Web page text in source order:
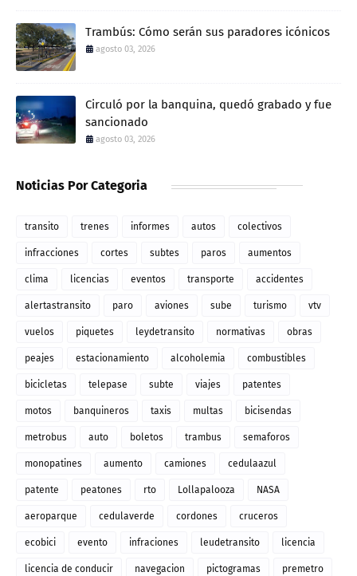
Trambús: Cómo serán sus paradores icónicos
agosto 03, 2026
Circuló por la banquina, quedó grabado y fue
sancionado
agosto 03, 2026
Noticias Por Categoria
transito trenes informes autos colectivos
infracciones cortes subtes paros aumentos
clima licencias eventos transporte accidentes
alertastransito paro aviones sube turismo vtv
vuelos piquetes leydetransito normativas obras
peajes estacionamiento alcoholemia combustibles
bicicletas telepase subte viajes patentes
motos banquineros taxis multas bicisendas
metrobus auto boletos trambus semaforos
monopatines aumento camiones cedulaazul
patente peatones rto Lollapalooza NASA
aeroparque cedulaverde cordones cruceros
ecobici evento infraciones leudetransito licencia
licencia de conducir navegacion pictogramas premetro